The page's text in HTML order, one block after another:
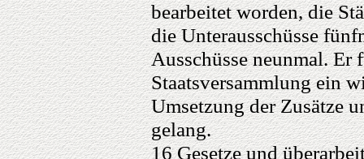
bearbeitet worden, die
die Unterausschüsse
Ausschüsse neunmal. Er
Staatsversammlung ein
Umsetzung der Zusätze
gelang.
16 Gesetze und